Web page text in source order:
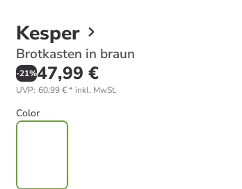
Kesper
Brotkasten in braun
-21%47,99 €
UVP: 60,99 €* inkl. MwSt.
Color